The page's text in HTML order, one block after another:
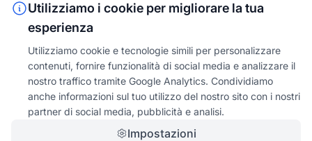
Utilizziamo i cookie per migliorare la tua
esperienza
Utilizziamo cookie e tecnologie simili per personalizzare
contenuti, fornire funzionalità di social media e analizzare il
nostro traffico tramite Google Analytics. Condividiamo
anche informazioni sul tuo utilizzo del nostro sito con i nostri
partner di social media, pubblicità e analisi.
Impostazioni